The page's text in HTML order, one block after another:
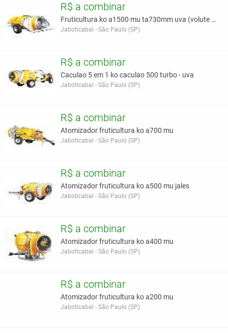
R$ a combinar
Fruticultura ko a1500 mu ta730mm uva (volute artic
Jaboticabal - São Paulo (SP)
R$ a combinar
Caculao 5 em 1 ko caculao 500 turbo - uva
Jaboticabal - São Paulo (SP)
R$ a combinar
Atomizador fruticultura ko a700 mu
Jaboticabal - São Paulo (SP)
R$ a combinar
Atomizador fruticultura ko a500 mu jales
Jaboticabal - São Paulo (SP)
R$ a combinar
Atomizador fruticultura ko a400 mu
Jaboticabal - São Paulo (SP)
R$ a combinar
Atomizador fruticultura ko a200 mu
Jaboticabal - São Paulo (SP)